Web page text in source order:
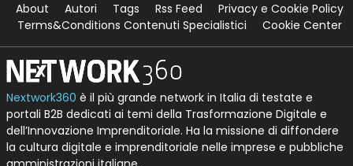
About Autori Tags Rss Feed
Privacy e Cookie Policy
Terms&Conditions Contenuti Specialistici
Cookie Center
Nextwork360 è il più grande network in Italia di testate e
portali B2B dedicati ai temi della Trasformazione Digitale e
dell’Innovazione Imprenditoriale. Ha la missione di diffondere
la cultura digitale e imprenditoriale nelle imprese e pubbliche